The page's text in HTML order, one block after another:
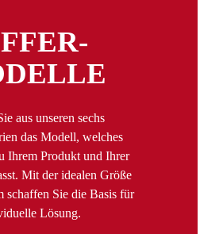
aus unseren sechs
das Modell, welches
Ihrem Produkt und Ihrer
Mit der idealen Größe
schaffen Sie die Basis für
Lösung.